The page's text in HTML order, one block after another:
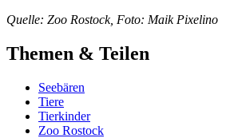
Quelle: Zoo Rostock, Foto: Maik Pixelino
Themen & Teilen
Seebären
Tiere
Tierkinder
Zoo Rostock